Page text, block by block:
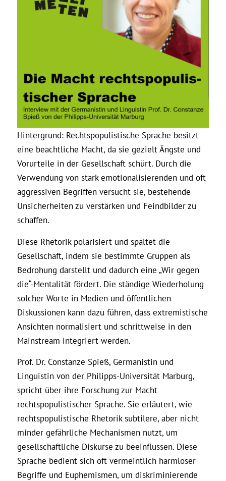
Hintergrund: Rechtspopulistische Sprache besitzt
eine beachtliche Macht, da sie gezielt Ängste und
Vorurteile in der Gesellschaft schürt. Durch die
Verwendung von stark emotionalisierenden und oft
aggressiven Begriffen versucht sie, bestehende
Unsicherheiten zu verstärken und Feindbilder zu
schaffen.
Diese Rhetorik polarisiert und spaltet die
Gesellschaft, indem sie bestimmte Gruppen als
Bedrohung darstellt und dadurch eine „Wir gegen
die“-Mentalität fördert. Die ständige Wiederholung
solcher Worte in Medien und öffentlichen
Diskussionen kann dazu führen, dass extremistische
Ansichten normalisiert und schrittweise in den
Mainstream integriert werden.
Prof. Dr. Constanze Spieß, Germanistin und
Linguistin von der Philipps-Universität Marburg,
spricht über ihre Forschung zur Macht
rechtspopulistischer Sprache. Sie erläutert, wie
rechtspopulistische Rhetorik subtilere, aber nicht
minder gefährliche Mechanismen nutzt, um
gesellschaftliche Diskurse zu beeinflussen. Diese
Sprache bedient sich oft vermeintlich harmloser
Begriffe und Euphemismen, um diskriminierende